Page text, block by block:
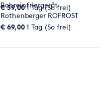
€ 59,001 Tag (So frei)
Rohreinfriergerät
Rothenberger ROFROST
TURBO II
€ 69,001 Tag (So frei)